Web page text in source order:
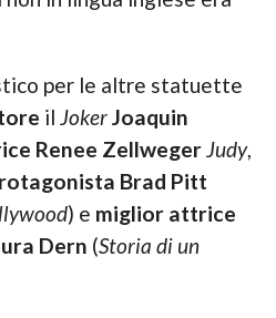
per le altre statuette
il JokerJoaquin
Renee ZellwegerJudy,
Brad Pitt
) e miglior attrice
Dern (Storia di un